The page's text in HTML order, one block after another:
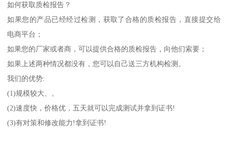
如何获取质检报告？
如果您的产品已经经过检测，获取了合格的质检报告，直接提交给
电商平台；
如果您的厂家或者商，可以提供合格的质检报告，向他们索要；
如果上述两种情况都没有，您可以自己送三方机构检测。
我们的优势:
(1)规模较大、。
(2)速度快，价格优，五天就可以完成测试并拿到证书!
(3)有对策和修改能力!拿到证书!